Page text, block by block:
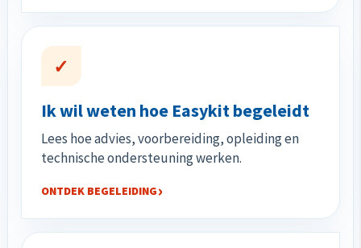
✓
Ik wil weten hoe Easykit begeleidt
Lees hoe advies, voorbereiding, opleiding en
technische ondersteuning werken.
ONTDEK BEGELEIDING